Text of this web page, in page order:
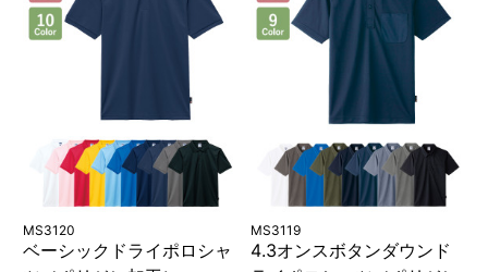
MS3120
ベーシックドライポロシャ
MS3119
4.3オンスボタンダウンド